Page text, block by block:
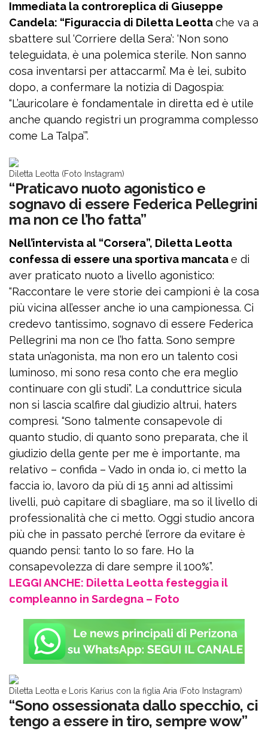
Immediata la controreplica di Giuseppe
Candela: “Figuraccia di Diletta Leottache va a
sbattere sul ‘Corriere della Sera’: ‘Non sono
teleguidata, è una polemica sterile. Non sanno
cosa inventarsi per attaccarmi’. Ma è lei, subito
dopo, a confermare la notizia di Dagospia:
“L’auricolare è fondamentale in diretta ed è utile
anche quando registri un programma complesso
come La Talpa’”.
Diletta Leotta (Foto Instagram)
“Praticavo nuoto agonistico e
sognavo di essere Federica Pellegrini
ma non ce l’ho fatta”
Nell’intervista al “Corsera”, Diletta Leotta
confessa di essere una sportiva mancatae di
aver praticato nuoto a livello agonistico:
“Raccontare le vere storie dei campioni è la cosa
più vicina all’esser anche io una campionessa. Ci
credevo tantissimo, sognavo di essere Federica
Pellegrini ma non ce l’ho fatta. Sono sempre
stata un’agonista, ma non ero un talento così
luminoso, mi sono resa conto che era meglio
continuare con gli studi”. La conduttrice sicula
non si lascia scalfire dal giudizio altrui, haters
compresi. “Sono talmente consapevole di
quanto studio, di quanto sono preparata, che il
giudizio della gente per me è importante, ma
relativo – confida – Vado in onda io, ci metto la
faccia io, lavoro da più di 15 anni ad altissimi
livelli, può capitare di sbagliare, ma so il livello di
professionalità che ci metto. Oggi studio ancora
più che in passato perché l’errore da evitare è
quando pensi: tanto lo so fare. Ho la
consapevolezza di dare sempre il 100%”.
LEGGI ANCHE: Diletta Leotta festeggia il
compleanno in Sardegna – Foto
Diletta Leotta e Loris Karius con la figlia Aria (Foto Instagram)
“Sono ossessionata dallo specchio, ci
tengo a essere in tiro, sempre wow”